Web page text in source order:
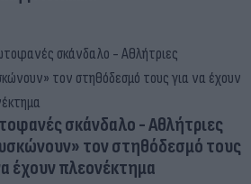
σκάνδαλο - Aθλήτριες
τον στηθόδεσμό τους
να έχουν πλεονέκτημα